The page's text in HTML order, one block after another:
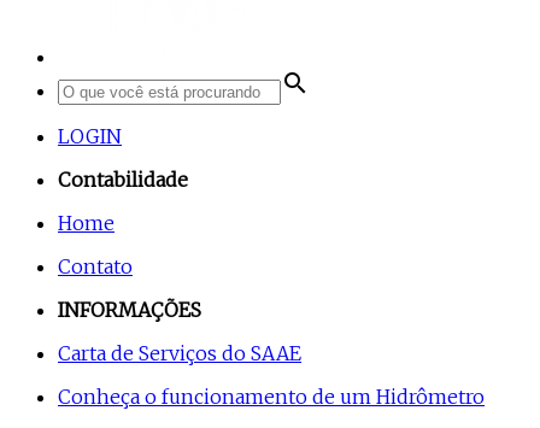
search
LOGIN
Contabilidade
Home
Contato
INFORMAÇÕES
Carta de Serviços do SAAE
Conheça o funcionamento de um Hidrômetro